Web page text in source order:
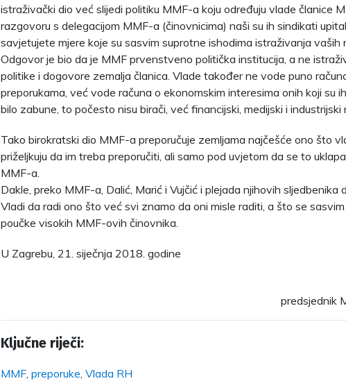
istraživački dio već slijedi politiku MMF-a koju određuju vlade članice
razgovoru s delegacijom MMF-a (činovnicima) naši su ih sindikati
savjetujete mjere koje su sasvim suprotne ishodima istraživanja vaših
Odgovor je bio da je MMF prvenstveno politička institucija, a ne
politike i dogovore zemalja članica. Vlade također ne vode puno
preporukama, već vode računa o ekonomskim interesima onih koji su
bilo zabune, to počesto nisu birači, već financijski, medijski i industrijski
Tako birokratski dio MMF-a preporučuje zemljama najčešće ono što
priželjkuju da im treba preporučiti, ali samo pod uvjetom da se to
MMF-a.
Dakle, preko MMF-a, Dalić, Marić i Vujčić i plejada njihovih sljedbenika
Vladi da radi ono što već svi znamo da oni misle raditi, a što se
poučke visokih MMF-ovih činovnika.
U Zagrebu, 21. siječnja 2018. godine
predsjednik
Ključne riječi:
MMF, preporuke, Vlada RH